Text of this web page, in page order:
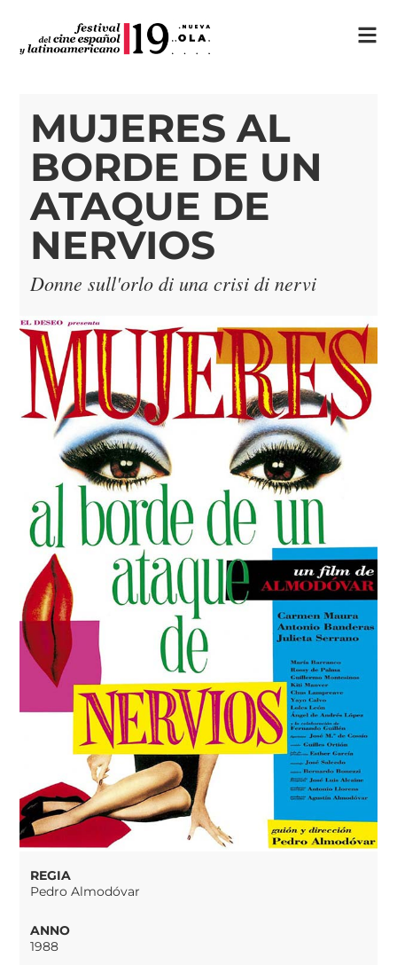
MUJERES AL
BORDE DE UN
ATAQUE DE
NERVIOS
Donne sull'orlo di una crisi di nervi
REGIA
Pedro Almodóvar
ANNO
1988